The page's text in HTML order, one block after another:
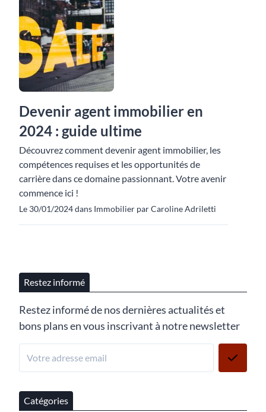
Devenir agent immobilier en
2024 : guide ultime
Découvrez comment devenir agent immobilier, les
compétences requises et les opportunités de
carrière dans ce domaine passionnant. Votre avenir
commence ici !
Le 30/01/2024 dans Immobilier par Caroline Adriletti
Restez informé
Restez informé de nos dernières actualités et
bons plans en vous inscrivant à notre newsletter
Catégories